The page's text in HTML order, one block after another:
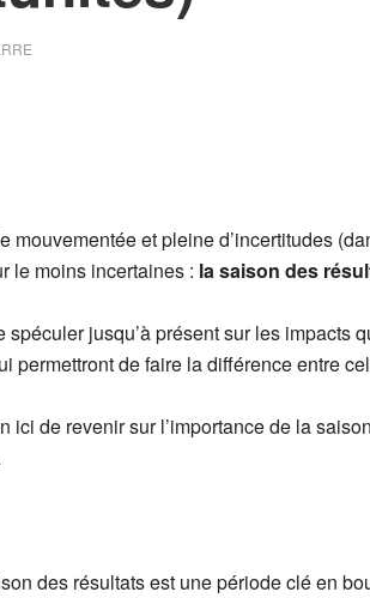
mouvementée et pleine d’incertitudes
le moins incertaines : la saison des
spéculer jusqu’à présent sur les
permettront de faire la différence entre
ici de revenir sur l’importance de la
des résultats est une période clé en